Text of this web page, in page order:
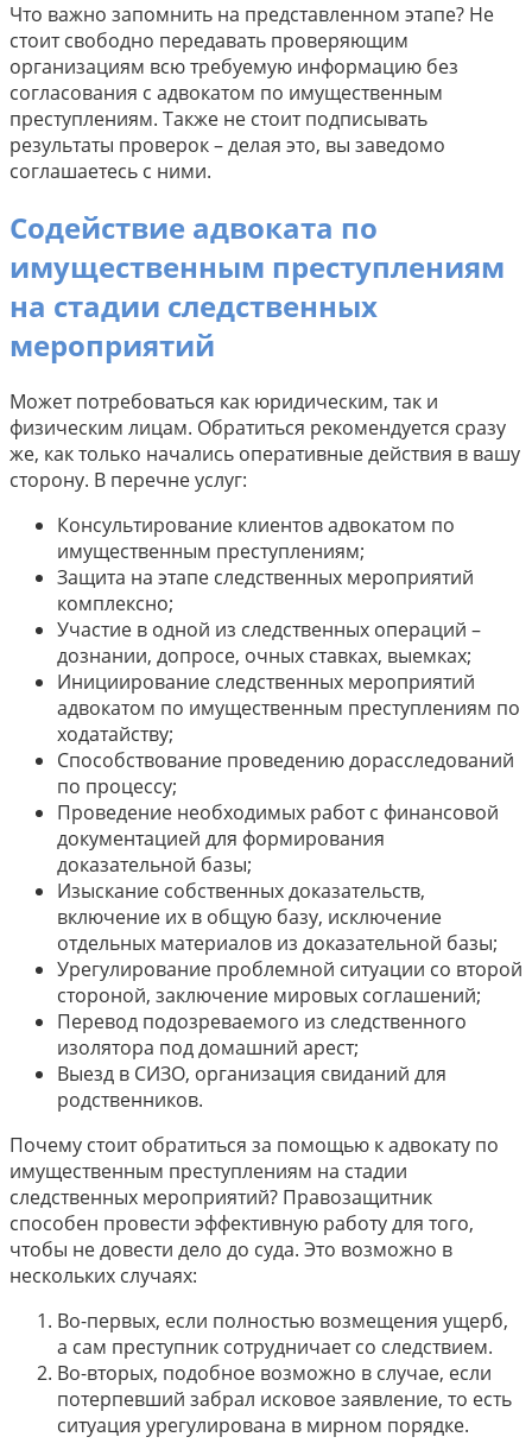
Что важно запомнить на представленном этапе? Не
стоит свободно передавать проверяющим
организациям всю требуемую информацию без
согласования с адвокатом по имущественным
преступлениям. Также не стоит подписывать
результаты проверок – делая это, вы заведомо
соглашаетесь с ними.
Содействие адвоката по
имущественным преступлениям
на стадии следственных
мероприятий
Может потребоваться как юридическим, так и
физическим лицам. Обратиться рекомендуется сразу
же, как только начались оперативные действия в вашу
сторону. В перечне услуг:
Консультирование клиентов адвокатом по
имущественным преступлениям;
Защита на этапе следственных мероприятий
комплексно;
Участие в одной из следственных операций –
дознании, допросе, очных ставках, выемках;
Инициирование следственных мероприятий
адвокатом по имущественным преступлениям по
ходатайству;
Способствование проведению дорасследований
по процессу;
Проведение необходимых работ с финансовой
документацией для формирования
доказательной базы;
Изыскание собственных доказательств,
включение их в общую базу, исключение
отдельных материалов из доказательной базы;
Урегулирование проблемной ситуации со второй
стороной, заключение мировых соглашений;
Перевод подозреваемого из следственного
изолятора под домашний арест;
Выезд в СИЗО, организация свиданий для
родственников.
Почему стоит обратиться за помощью к адвокату по
имущественным преступлениям на стадии
следственных мероприятий? Правозащитник
способен провести эффективную работу для того,
чтобы не довести дело до суда. Это возможно в
нескольких случаях:
Во-первых, если полностью возмещения ущерб,
а сам преступник сотрудничает со следствием.
Во-вторых, подобное возможно в случае, если
потерпевший забрал исковое заявление, то есть
ситуация урегулирована в мирном порядке.